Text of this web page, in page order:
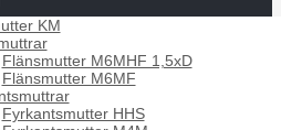
KM
Flänsmutter M6MHF 1,5xD
Flänsmutter M6MF
Fyrkantsmutter HHS